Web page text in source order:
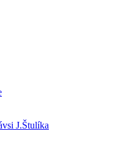
J.Štulíka